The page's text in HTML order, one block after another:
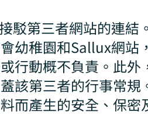
駁第三者網站的連結
幼稚園和Sallux網
行動概不負責。此
該第三者的行事常
而產生的安全、保密